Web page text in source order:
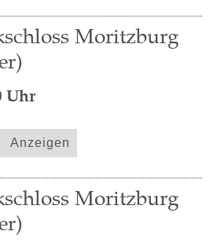
Moritzburg
Uhr
Anzeigen
Moritzburg